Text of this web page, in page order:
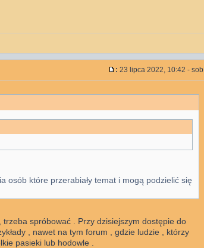
: 23 lipca 2022, 10:42 - sob
osób które przerabiały temat i mogą podzielić się
spróbować . Przy dzisiejszym dostępie do
, nawet na tym forum , gdzie ludzie , którzy
pasieki lub hodowle .